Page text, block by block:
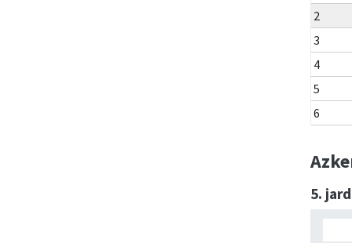
2
3
4
5
6
5.